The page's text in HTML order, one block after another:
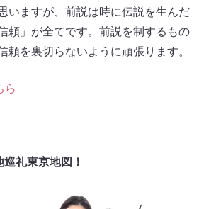
いますが、前説は時に伝説を生んだ
頼」が全てです。前説を制するもの
頼を裏切らないように頑張ります。
ら
礼東京地図！